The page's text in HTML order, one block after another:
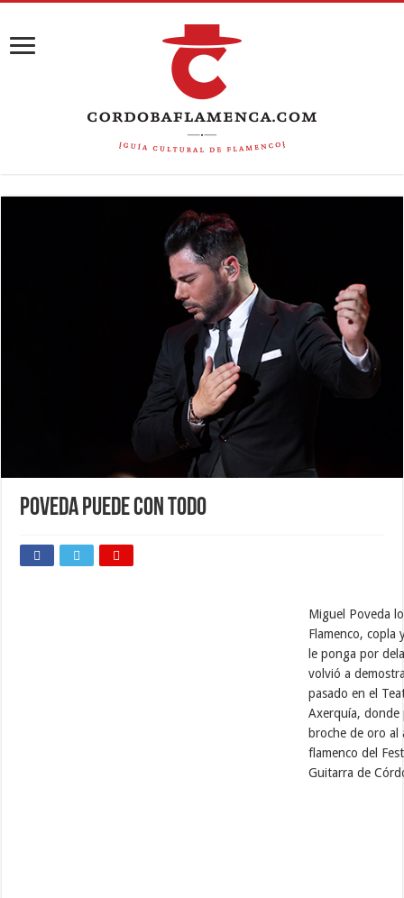
Poveda puede con todo
Miguel Poveda
Flamenco, copla
le ponga por
volvió a
pasado en el
Axerquía, donde
broche de oro al
flamenco del
Guitarra de